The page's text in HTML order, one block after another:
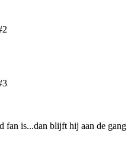
fan is...dan blijft hij aan de gang